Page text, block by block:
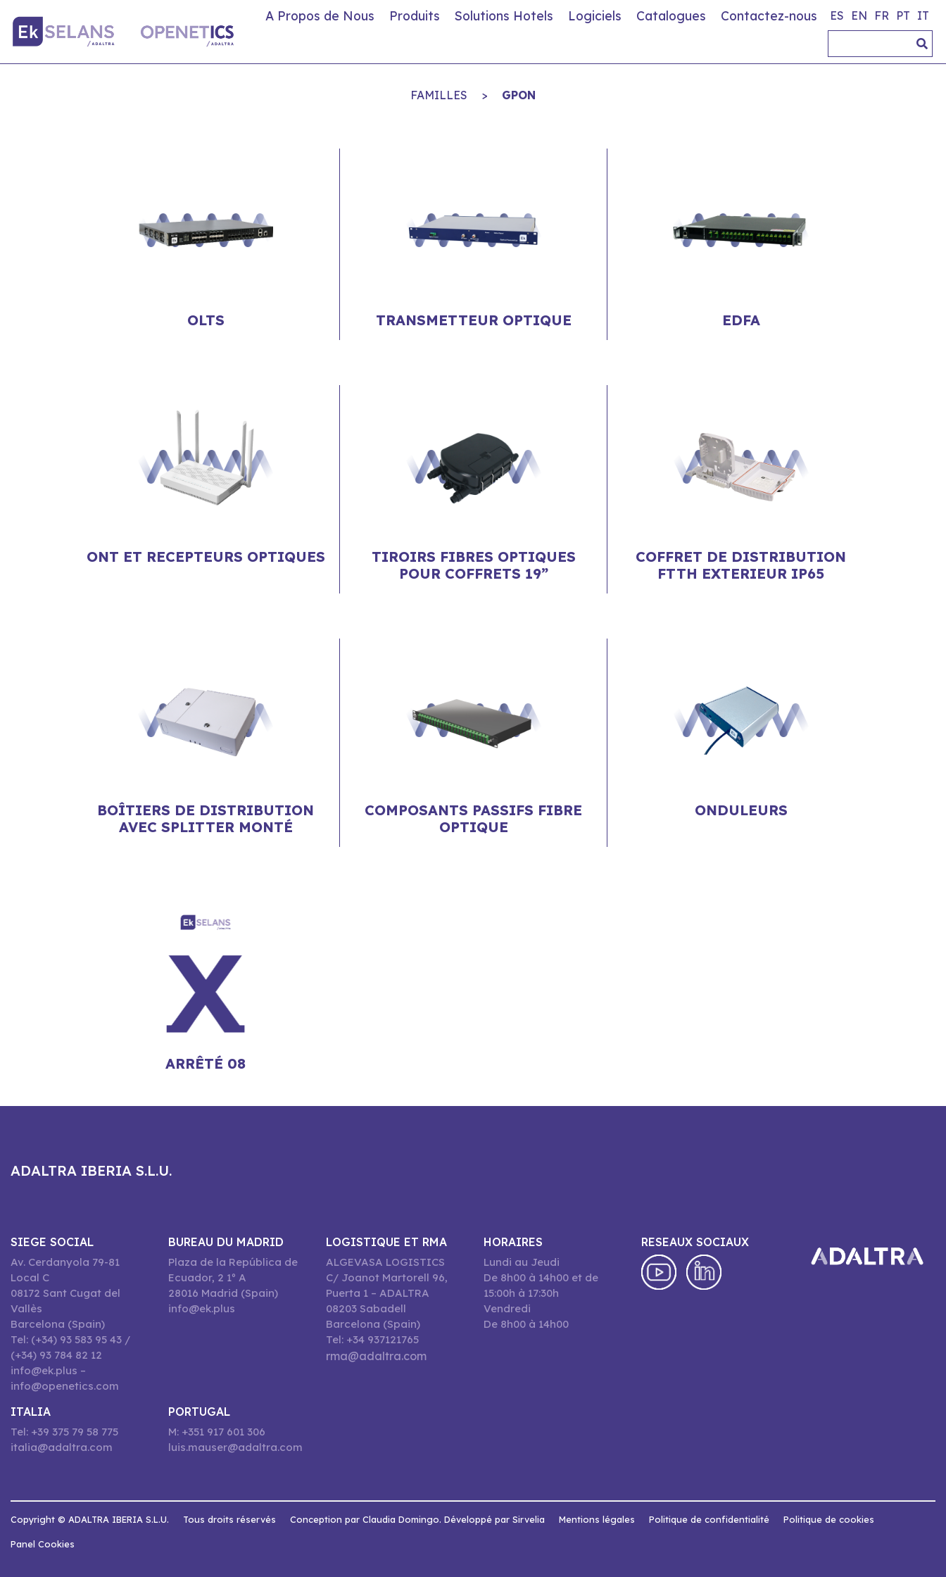
A Propos de Nous Produits Solutions Hotels Logiciels Catalogues Contactez-nous ES EN FR PT IT
FAMILLES > GPON
OLTS TRANSMETTEUR OPTIQUE EDFA
ONT ET RECEPTEURS OPTIQUES
TIROIRS FIBRES OPTIQUES
POUR COFFRETS 19”
COFFRET DE DISTRIBUTION
FTTH EXTERIEUR IP65
BOÎTIERS DE DISTRIBUTION
AVEC SPLITTER MONTÉ
COMPOSANTS PASSIFS FIBRE
OPTIQUE
ONDULEURS
ARRÊTÉ 08
ADALTRA IBERIA S.L.U.
SIEGE SOCIAL
Av. Cerdanyola 79-81
Local C
08172 Sant Cugat del
Vallès
Barcelona (Spain)
Tel: (+34) 93 583 95 43 /
(+34) 93 784 82 12
info@ek.plus –
info@openetics.com
BUREAU DU MADRID
Plaza de la República de
Ecuador, 2 1º A
28016 Madrid (Spain)
info@ek.plus
LOGISTIQUE ET RMA
ALGEVASA LOGISTICS
C/ Joanot Martorell 96,
Puerta 1 – ADALTRA
08203 Sabadell
Barcelona (Spain)
Tel: +34 937121765
rma@adaltra.com
HORAIRES
Lundi au Jeudi
De 8h00 à 14h00 et de
15:00h à 17:30h
Vendredi
De 8h00 à 14h00
RESEAUX SOCIAUX
ITALIA
Tel: +39 375 79 58 775
italia@adaltra.com
PORTUGAL
M: +351 917 601 306
luis.mauser@adaltra.com
Copyright © ADALTRA IBERIA S.L.U. Tous droits réservés Conception par Claudia Domingo. Développé par Sirvelia Mentions légales Politique de confidentialité Politique de cookies
Panel Cookies